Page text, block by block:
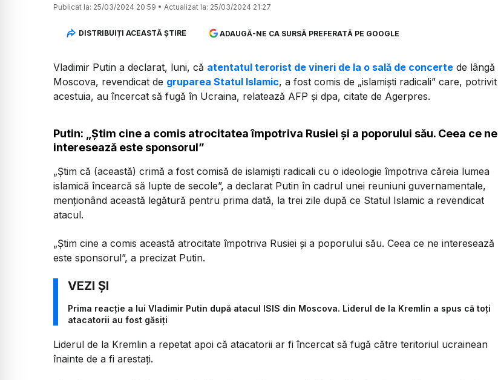
Publicat la: 25/03/2024 20:59 • Actualizat la: 25/03/2024 21:27
DISTRIBUIȚI ACEASTĂ ȘTIRE ADAUGĂ-NE CA SURSĂ PREFERATĂ PE GOOGLE
Vladimir Putin a declarat, luni, că atentatul terorist de vineri de la o sală de concerte de lângă
Moscova, revendicat de gruparea Statul Islamic, a fost comis de „islamişti radicali” care, potrivit
acestuia, au încercat să fugă în Ucraina, relatează AFP şi dpa, citate de Agerpres.
Putin: „Ştim cine a comis atrocitatea împotriva Rusiei şi a poporului său. Ceea ce ne
interesează este sponsorul”
„Ştim că (această) crimă a fost comisă de islamişti radicali cu o ideologie împotriva căreia lumea
islamică încearcă să lupte de secole”, a declarat Putin în cadrul unei reuniuni guvernamentale,
menţionând această legătură pentru prima dată, la trei zile după ce Statul Islamic a revendicat
atacul.
„Ştim cine a comis această atrocitate împotriva Rusiei şi a poporului său. Ceea ce ne interesează
este sponsorul”, a precizat Putin.
Prima reacție a lui Vladimir Putin după atacul ISIS din Moscova. Liderul de la Kremlin a spus că toți
atacatorii au fost găsiți
Liderul de la Kremlin a repetat apoi că atacatorii ar fi încercat să fugă către teritoriul ucrainean
înainte de a fi arestaţi.